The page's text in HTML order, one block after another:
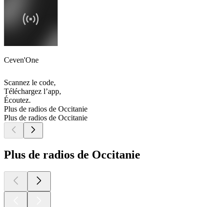
Ceven'One
Scannez le code,
Téléchargez l’app,
Écoutez.
Plus de radios de Occitanie
Plus de radios de Occitanie
Plus de radios de Occitanie